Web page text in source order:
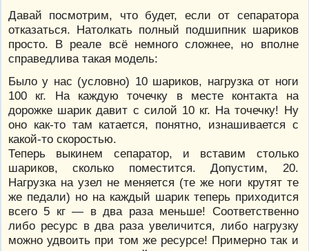
Давай посмотрим, что будет, если от сепаратора
отказаться. Натолкать полный подшипник шариков
просто. В реале всё немного сложнее, но вполне
справедлива такая модель:
Было у нас (условно) 10 шариков, нагрузка от ноги
100 кг. На каждую точечку в месте контакта на
дорожке шарик давит с силой 10 кг. На точечку! Ну
оно как-то там катается, понятно, изнашивается с
какой-то скоростью.
Теперь выкинем сепаратор, и вставим столько
шариков, сколько поместится. Допустим, 20.
Нагрузка на узел не меняется (те же ноги крутят те
же педали) но на каждый шарик теперь приходится
всего 5 кг — в два раза меньше! Соответственно
либо ресурс в два раза увеличится, либо нагрузку
можно удвоить при том же ресурсе! Примерно так и